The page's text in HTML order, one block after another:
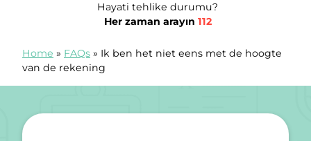
Hayati tehlike durumu?
Her zaman arayın 112
Home » FAQs » Ik ben het niet eens met de hoogte
van de rekening